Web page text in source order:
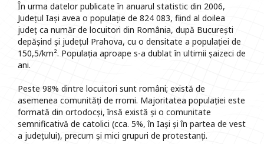
În urma datelor publicate în anuarul statistic din 2006,
Județul Iași avea o populație de 824 083, fiind al doilea
județ ca număr de locuitori din România, după București
depășind și județul Prahova, cu o densitate a populației de
150,5/km². Populația aproape s-a dublat în ultimii șaizeci de
ani.
Peste 98% dintre locuitori sunt români; există de
asemenea comunități de rromi. Majoritatea populației este
formată din ortodocși, însă există și o comunitate
semnificativă de catolici (cca. 5%, în Iași și în partea de vest
a județului), precum și mici grupuri de protestanți.